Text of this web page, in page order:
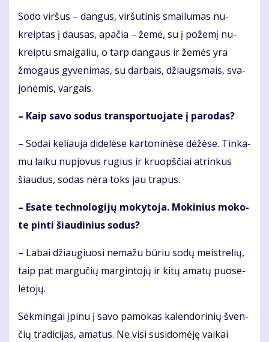
So­do vir­šus – dan­gus, vir­šu­ti­nis smai­lu­mas nu­
kreip­tas į dau­sas, apa­čia – že­mė, su į po­že­mį nu­
kreip­tu smai­ga­liu, o tarp dan­gaus ir že­mės yra
žmo­gaus gy­ve­ni­mas, su dar­bais, džiaugs­mais, sva­
jo­nė­mis, var­gais.
– Kaip sa­vo so­dus trans­por­tuo­ja­te į pa­ro­das?
– So­dai ke­liau­ja di­de­lė­se kar­to­ni­nė­se dė­žė­se. Tin­ka­
mu lai­ku nu­pjo­vus ru­gius ir kruopš­čiai at­rin­kus
šiau­dus, so­das nė­ra toks jau tra­pus.
– Esa­te tech­no­lo­gi­jų mo­ky­to­ja. Mo­ki­nius mo­ko­
te pin­ti šiau­di­nius so­dus?
– La­bai džiau­giuo­si ne­ma­žu bū­riu so­dų meist­re­lių,
taip pat mar­gu­čių mar­gin­to­jų ir ki­tų ama­tų puo­se­
lė­to­jų.
Sėk­min­gai įpi­nu į sa­vo pa­mo­kas ka­len­do­ri­nių šven­
čių tra­di­ci­jas, ama­tus. Ne vi­si su­si­do­mė­ję vai­kai